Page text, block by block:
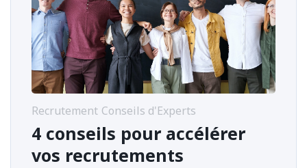
Recrutement Conseils d'Experts
4 conseils pour accélérer
vos recrutements